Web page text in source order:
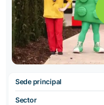
Sede principal
Sector